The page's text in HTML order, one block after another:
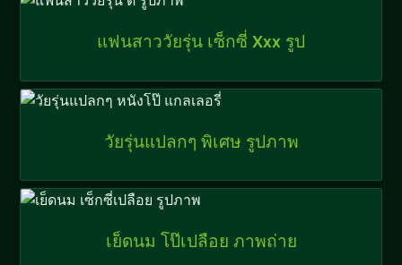
แฟนสาววัยรุ่น เซ็กซี่ Xxx รูป
วัยรุ่นแปลกๆ พิเศษ รูปภาพ
เย็ดนม โป๊เปลือย ภาพถ่าย